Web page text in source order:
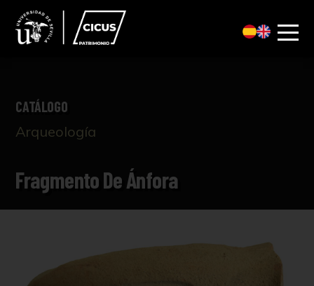
CATÁLOGO
Arqueología
Fragmento De Ánfora